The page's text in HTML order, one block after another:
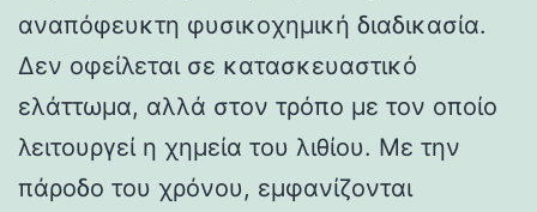
αναπόφευκτη φυσικοχημική διαδικασία.
Δεν οφείλεται σε κατασκευαστικό
ελάττωμα, αλλά στον τρόπο με τον οποίο
λειτουργεί η χημεία του λιθίου. Με την
πάροδο του χρόνου, εμφανίζονται